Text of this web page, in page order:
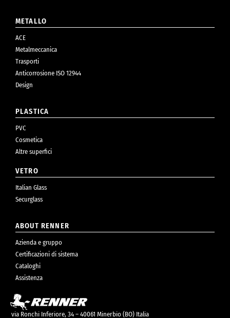
METALLO
ACE
Metalmeccanica
Trasporti
Anticorrosione ISO 12944
Design
PLASTICA
PVC
Cosmetica
Altre superfici
VETRO
Italian Glass
Securglass
ABOUT RENNER
Azienda e gruppo
Certificazioni di sistema
Cataloghi
Assistenza
via Ronchi Inferiore, 34 – 40061 Minerbio (BO) Italia